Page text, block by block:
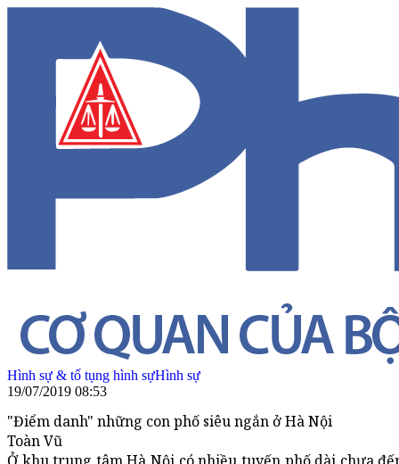
Hình sự & tố tụng hình sựHình sự
19/07/2019 08:53
"Điểm danh" những con phố siêu ngắn ở Hà Nội
Toàn Vũ